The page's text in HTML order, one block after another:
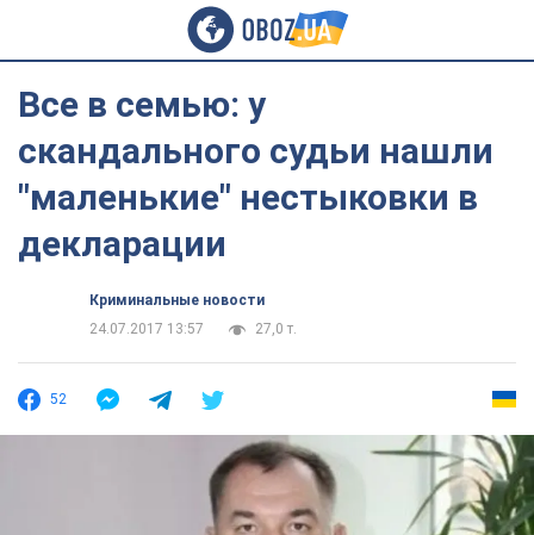
Все в семью: у
скандального судьи нашли
"маленькие" нестыковки в
декларации
Криминальные новости
24.07.2017 13:57
27,0 т.
52